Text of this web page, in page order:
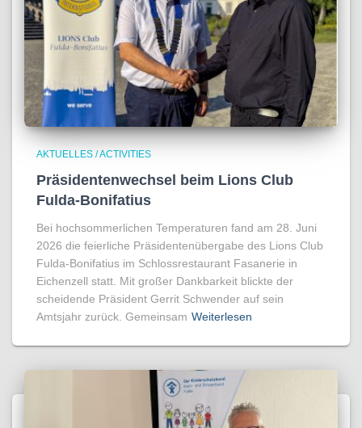
AKTUELLES / ACTIVITIES
Präsidentenwechsel beim Lions Club
Fulda-Bonifatius
Bei hochsommerlichen Temperaturen fand am 28. Juni
2026 die feierliche Präsidentenübergabe des Lions Club
Fulda-Bonifatius im Schlossrestaurant Fasanerie in
Eichenzell statt. Mit großer Dankbarkeit blickte der
scheidende Präsident Gerrit Schwender auf sein
Amtsjahr zurück. Gemeinsam Weiterlesen